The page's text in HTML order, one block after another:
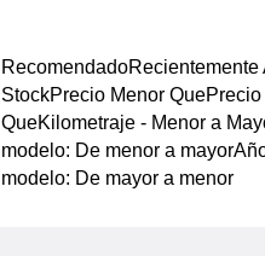
RecomendadoRecientemente
StockPrecio Menor Que
QueKilometraje - Menor a
modelo: De menor a mayor
modelo: De mayor a menor